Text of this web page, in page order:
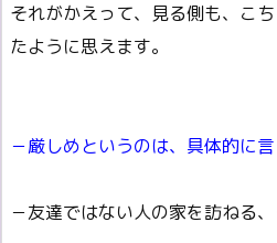
それがかえって、見る側も、こ
たように思えます。
－厳しめというのは、具体的に
－友達ではない人の家を訪ねる